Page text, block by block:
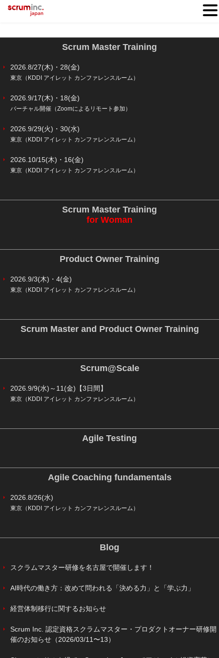
Scrum Master Training
2026.8/27(木)・28(金)
東京（KDDI アイレット カンファレンスルーム）
2026.9/17(木)・18(金)
バーチャル開催（Zoomによるリモート参加）
2026.9/29(火)・30(水)
東京（KDDI アイレット カンファレンスルーム）
2026.10/15(木)・16(金)
東京（KDDI アイレット カンファレンスルーム）
Scrum Master Training
for Woman
Product Owner Training
2026.9/3(木)・4(金)
東京（KDDI アイレット カンファレンスルーム）
Scrum Master and Product Owner Training
Scrum@Scale
2026.9/9(水)～11(金)【3日間】
東京（KDDI アイレット カンファレンスルーム）
Agile Testing
Agile Coaching fundamentals
2026.8/26(水)
東京（KDDI アイレット カンファレンスルーム）
Blog
スクラムマスター研修を名古屋で開催します！
AI時代の働き方：改めて問われる「決める力」と「学ぶ力」
経営体制移行に関するお知らせ
Scrum Inc. 認定資格スクラムマスター・プロダクトオーナー研修開
催のお知らせ（2026/03/11〜13）